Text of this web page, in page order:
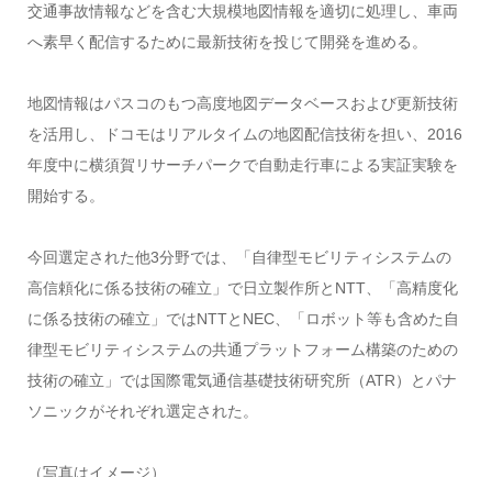
交通事故情報などを含む大規模地図情報を適切に処理し、車両
へ素早く配信するために最新技術を投じて開発を進める。
地図情報はパスコのもつ高度地図データベースおよび更新技術
を活用し、ドコモはリアルタイムの地図配信技術を担い、2016
年度中に横須賀リサーチパークで自動走行車による実証実験を
開始する。
今回選定された他3分野では、「自律型モビリティシステムの
高信頼化に係る技術の確立」で日立製作所とNTT、「高精度化
に係る技術の確立」ではNTTとNEC、「ロボット等も含めた自
律型モビリティシステムの共通プラットフォーム構築のための
技術の確立」では国際電気通信基礎技術研究所（ATR）とパナ
ソニックがそれぞれ選定された。
（写真はイメージ）